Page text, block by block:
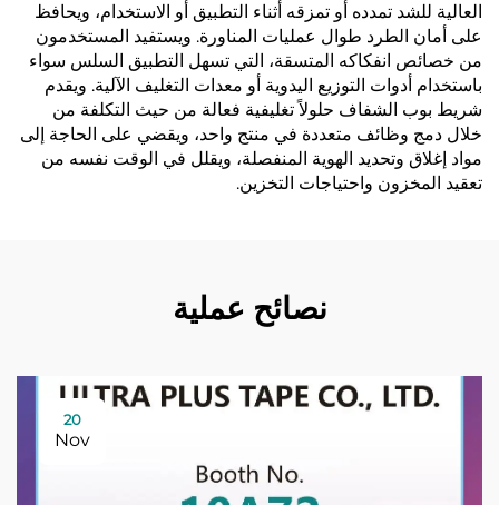
العالية للشد تمدده أو تمزقه أثناء التطبيق أو الاستخدام، ويحافظ
على أمان الطرد طوال عمليات المناورة. ويستفيد المستخدمون
من خصائص انفكاكه المتسقة، التي تسهل التطبيق السلس سواء
باستخدام أدوات التوزيع اليدوية أو معدات التغليف الآلية. ويقدم
شريط بوب الشفاف حلولاً تغليفية فعالة من حيث التكلفة من
خلال دمج وظائف متعددة في منتج واحد، ويقضي على الحاجة إلى
مواد إغلاق وتحديد الهوية المنفصلة، ويقلل في الوقت نفسه من
تعقيد المخزون واحتياجات التخزين.
نصائح عملية
20
Nov